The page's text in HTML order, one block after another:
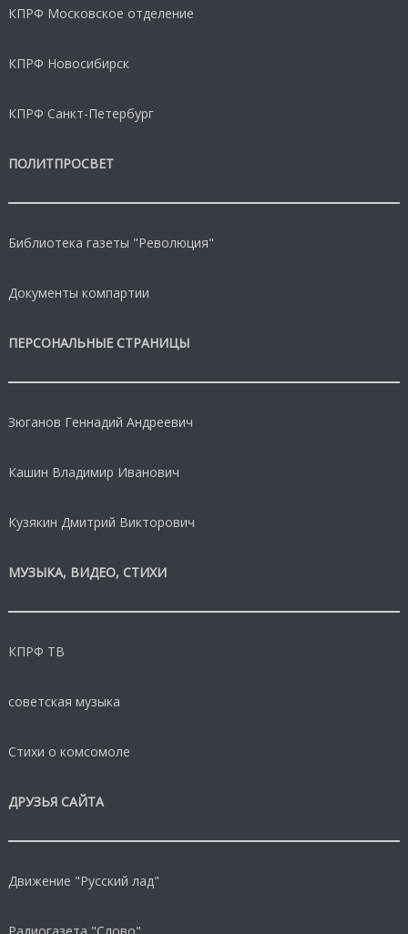
КПРФ Московское отделение
КПРФ Новосибирск
КПРФ Санкт-Петербург
ПОЛИТПРОСВЕТ
Библиотека газеты "Революция"
Документы компартии
ПЕРСОНАЛЬНЫЕ СТРАНИЦЫ
Зюганов Геннадий Андреевич
Кашин Владимир Иванович
Кузякин Дмитрий Викторович
МУЗЫКА, ВИДЕО, СТИХИ
КПРФ ТВ
советская музыка
Стихи о комсомоле
ДРУЗЬЯ САЙТА
Движение "Русский лад"